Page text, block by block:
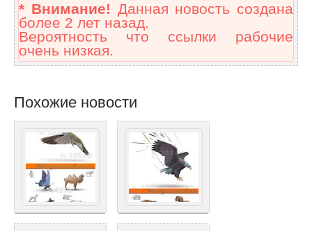
* Внимание! Данная новость создана
более 2 лет назад.
Вероятность что ссылки рабочие
очень низкая.
Похожие новости